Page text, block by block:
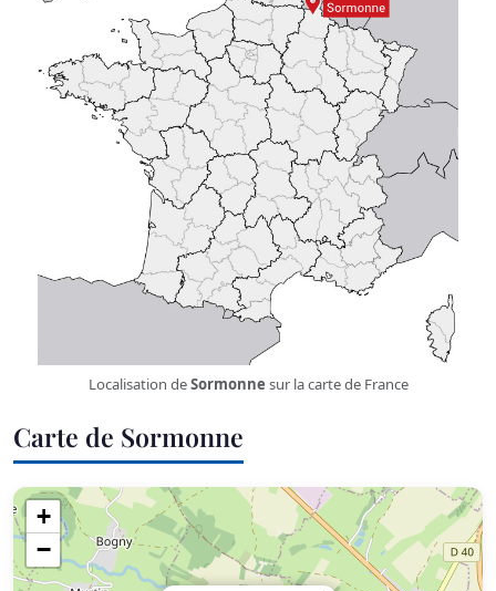
Localisation deSormonnesur la carte de France
Carte de Sormonne
+
−